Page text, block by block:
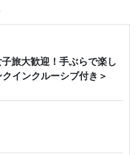
旅大歓迎！手ぶらで楽し
インクルーシブ付き＞